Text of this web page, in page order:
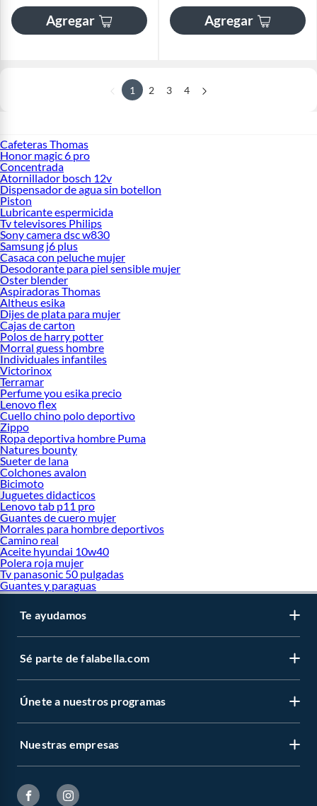
Agregar Agregar
1 2 3 4
Cafeteras Thomas
Honor magic 6 pro
Concentrada
Atornillador bosch 12v
Dispensador de agua sin botellon
Piston
Lubricante espermicida
Tv televisores Philips
Sony camera dsc w830
Samsung j6 plus
Casaca con peluche mujer
Desodorante para piel sensible mujer
Oster blender
Aspiradoras Thomas
Altheus esika
Dijes de plata para mujer
Cajas de carton
Polos de harry potter
Morral guess hombre
Individuales infantiles
Victorinox
Terramar
Perfume you esika precio
Lenovo flex
Cuello chino polo deportivo
Zippo
Ropa deportiva hombre Puma
Natures bounty
Sueter de lana
Colchones avalon
Bicimoto
Juguetes didacticos
Lenovo tab p11 pro
Guantes de cuero mujer
Morrales para hombre deportivos
Camino real
Aceite hyundai 10w40
Polera roja mujer
Tv panasonic 50 pulgadas
Guantes y paraguas
Te ayudamos
Sé parte de falabella.com
Únete a nuestros programas
Nuestras empresas